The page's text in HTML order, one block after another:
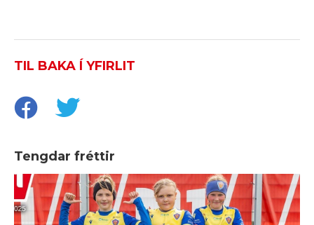
TIL BAKA Í YFIRLIT
Tengdar fréttir